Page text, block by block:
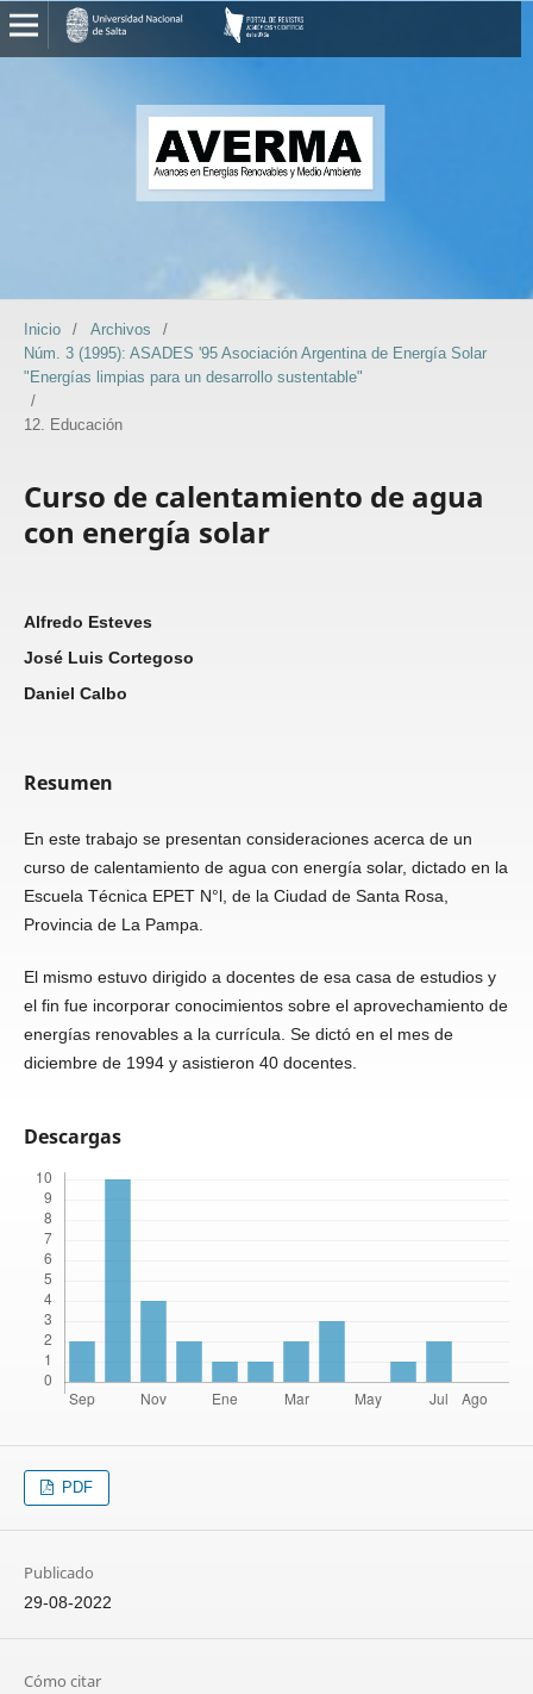
Inicio / Archivos
/
Núm. 3 (1995): ASADES '95 Asociación Argentina de Energía Solar
"Energías limpias para un desarrollo sustentable"
/
12. Educación
Curso de calentamiento de agua
con energía solar
Alfredo Esteves
José Luis Cortegoso
Daniel Calbo
Resumen
En este trabajo se presentan consideraciones acerca de un
curso de calentamiento de agua con energía solar, dictado en la
Escuela Técnica EPET N°l, de la Ciudad de Santa Rosa,
Provincia de La Pampa.
El mismo estuvo dirigido a docentes de esa casa de estudios y
el fin fue incorporar conocimientos sobre el aprovechamiento de
energías renovables a la currícula. Se dictó en el mes de
diciembre de 1994 y asistieron 40 docentes.
Descargas
PDF
Publicado
29-08-2022
Cómo citar